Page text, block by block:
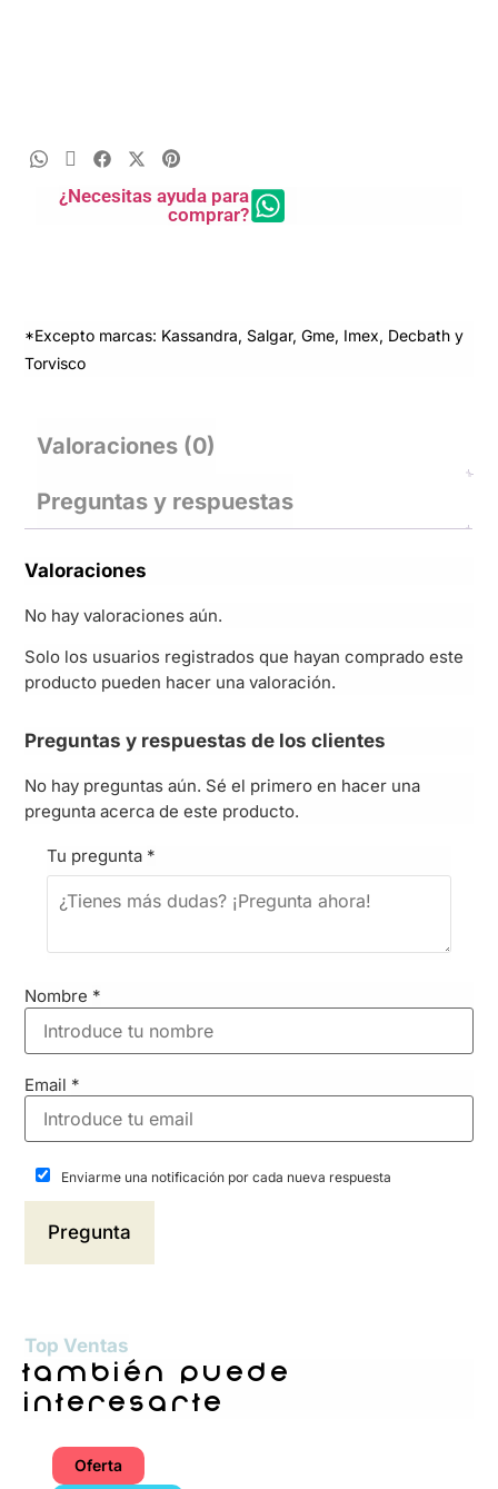
¿Necesitas ayuda para
comprar?
*Excepto marcas: Kassandra, Salgar, Gme, Imex, Decbath y
Torvisco
Valoraciones (0)
Preguntas y respuestas
Valoraciones
No hay valoraciones aún.
Solo los usuarios registrados que hayan comprado este
producto pueden hacer una valoración.
Preguntas y respuestas de los clientes
No hay preguntas aún. Sé el primero en hacer una
pregunta acerca de este producto.
Tu pregunta *
Nombre *
Email *
Enviarme una notificación por cada nueva respuesta
Top Ventas
también puede
interesarte
Oferta